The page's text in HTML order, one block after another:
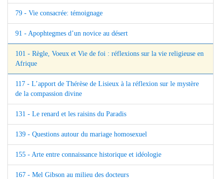
79 - Vie consacrée: témoignage
91 - Apophtegmes d’un novice au désert
101 - Règle, Voeux et Vie de foi : réflexions sur la vie religieuse en
Afrique
117 - L’apport de Thérèse de Lisieux à la réflexion sur le mystère
de la compassion divine
131 - Le renard et les raisins du Paradis
139 - Questions autour du mariage homosexuel
155 - Arte entre connaissance historique et idéologie
167 - Mel Gibson au milieu des docteurs